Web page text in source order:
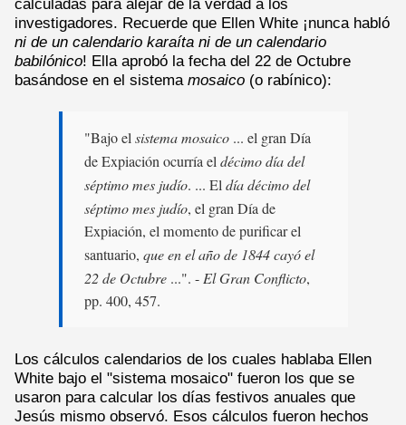
calculadas para alejar de la verdad a los
investigadores. Recuerde que Ellen White ¡nunca habló
ni de un calendario karaíta ni de un calendario
babilónico! Ella aprobó la fecha del 22 de Octubre
basándose en el sistema mosaico (o rabínico):
"Bajo elsistema mosaico... el gran Día
de Expiación ocurría eldécimo día del
séptimo mes judío. ... Eldía décimo del
séptimo mes judío, el gran Día de
Expiación, el momento de purificar el
santuario, que en el año de 1844 cayó el
22 de Octubre...". -El Gran Conflicto,
pp. 400, 457.
Los cálculos calendarios de los cuales hablaba Ellen
White bajo el "sistema mosaico" fueron los que se
usaron para calcular los días festivos anuales que
Jesús mismo observó. Esos cálculos fueron hechos